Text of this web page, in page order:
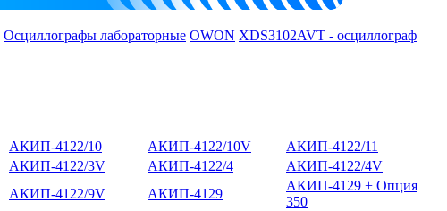
Осциллографы лабораторные OWON XDS3102AVT - осциллограф
АКИП-4122/10 АКИП-4122/10V
АКИП-4122/11
АКИП-4122/3V АКИП-4122/4
АКИП-4122/4V
АКИП-4122/9V АКИП-4129
АКИП-4129 + Опция
350